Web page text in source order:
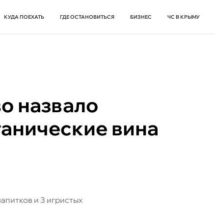
КУДА ПОЕХАТЬ ГДЕ ОСТАНОВИТЬСЯ БИЗНЕС ЧС В КРЫМУ
назвало
вина
и 3 игристых